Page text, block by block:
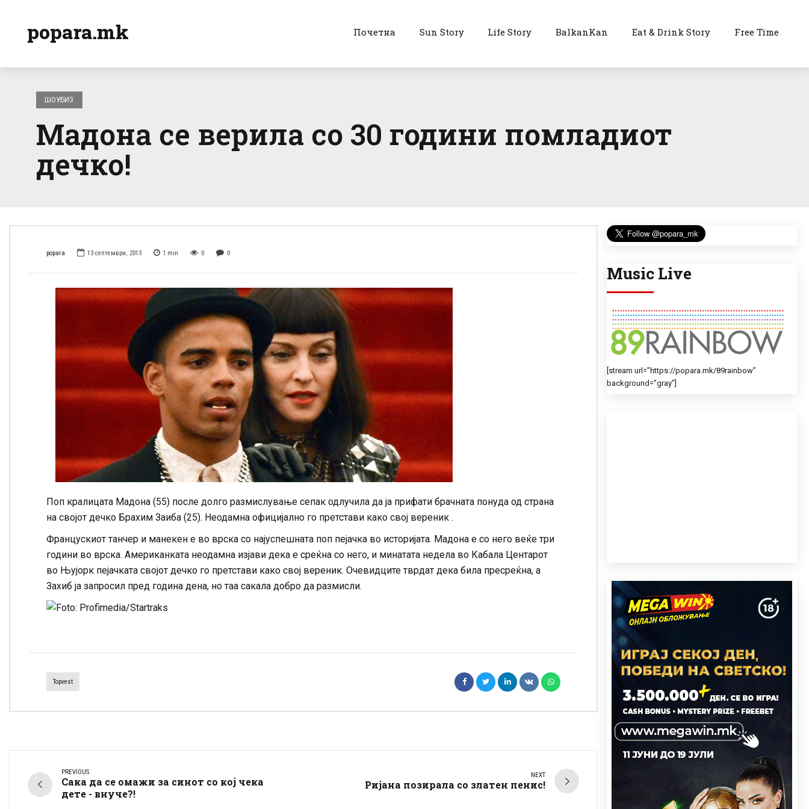
popara.mk Почетна Sun Story Life Story BalkanKan Eat & Drink Story Free Time
ШОУБИЗ
Мадона се верила со 30 години помладиот
дечко!
popara 13 септември, 2013 1 min 0 0
Поп кралицата Мадона (55) после долго размислување сепак одлучила да ја прифати брачната понуда од страна
на својот дечко Брахим Заиба (25). Неодамна официјално го претстави како свој вереник .
Францускиот танчер и манекен е во врска со најуспешната поп пејачка во историјата. Мадона е со него веќе три
години во врска. Американката неодамна изјави дека е среќна со него, и минатата недела во Кабала Центарот
во Њујорк пејачката својот дечко го претстави како свој вереник. Очевидците тврдат дека била пресреќна, а
Захиб ја запросил пред година дена, но таа сакала добро да размисли.
Topvest
PREVIOUS
Сака да се омажи за синот со кој чека
дете - внуче?!
NEXT
Ријана позирала со златен пенис!
Music Live
[stream url=”https://popara.mk/89rainbow”
background=”gray”]